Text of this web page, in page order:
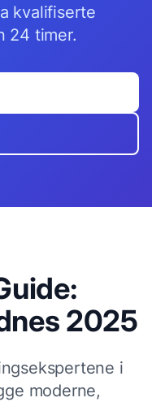
kvalifiserte
24 timer.
2025
i
moderne,